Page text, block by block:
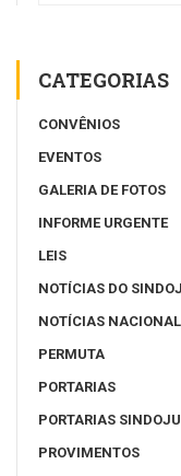
CATEGORIAS
CONVÊNIOS
EVENTOS
GALERIA DE FOTOS
INFORME URGENTE
LEIS
NOTÍCIAS DO
NOTÍCIAS NACIONAL
PERMUTA
PORTARIAS
PORTARIAS
PROVIMENTOS